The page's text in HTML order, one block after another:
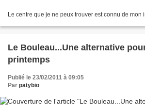
Le centre que je ne peux trouver est connu de mon
Le Bouleau...Une alternative
printemps
Publié le 23/02/2011 à 09:05
Par patybio